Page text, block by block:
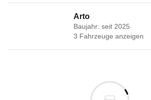
Arto
Baujahr: seit 2025
3 Fahrzeuge anzeigen